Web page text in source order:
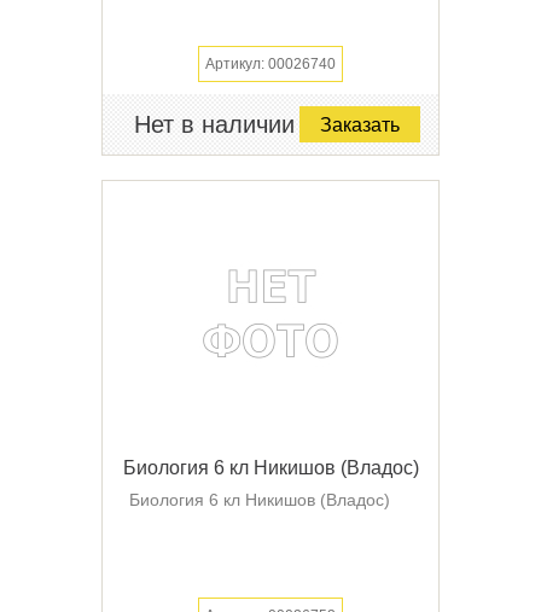
Артикул: 00026740
Нет в наличии Заказать
Биология 6 кл Никишов (Владос)
Биология 6 кл Никишов (Владос)